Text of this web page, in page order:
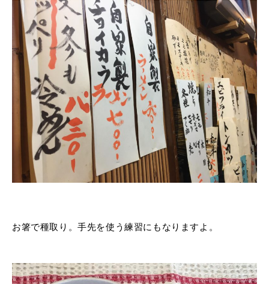
お箸で種取り。手先を使う練習にもなりますよ。